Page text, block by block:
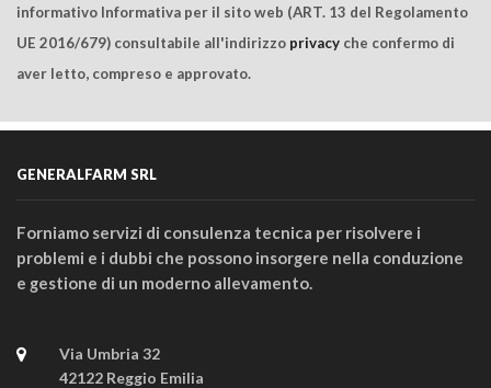
informativo Informativa per il sito web (ART. 13 del Regolamento
UE 2016/679) consultabile all'indirizzo privacy che confermo di
aver letto, compreso e approvato.
GENERALFARM SRL
Forniamo servizi di consulenza tecnica per risolvere i
problemi e i dubbi che possono insorgere nella conduzione
e gestione di un moderno allevamento.
Via Umbria 32
42122 Reggio Emilia